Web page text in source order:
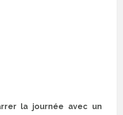
la journée avec un